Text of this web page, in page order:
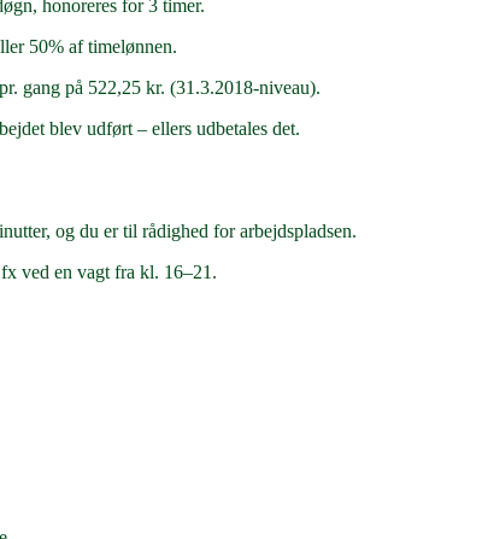
honoreres for 3 timer.
50% af timelønnen.
gang på 522,25 kr. (31.3.2018-niveau).
blev udført – ellers udbetales det.
og du er til rådighed for arbejdspladsen.
ved en vagt fra kl. 16–21.